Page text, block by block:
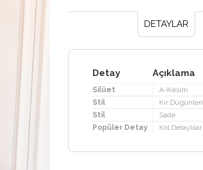
DETAYLAR
Detay Açıklama
Silüet
A-Kesim
Stil
Kır Düğünleri
Stil
Sade
Popüler Detay
Kol Detaylılar